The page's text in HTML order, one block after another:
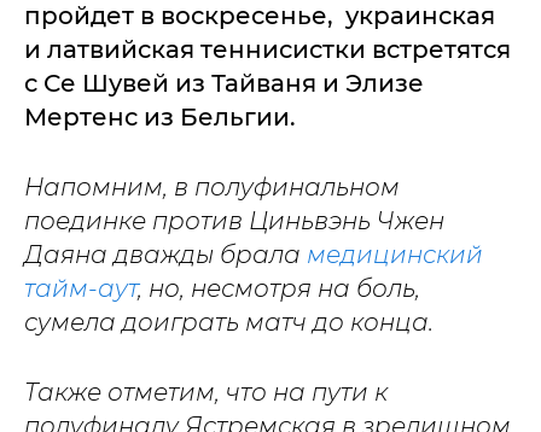
пройдет в воскресенье, украинская
и латвийская теннисистки встретятся
с Се Шувей из Тайваня и Элизе
Мертенс из Бельгии.
Напомним, в полуфинальном
поединке против Циньвэнь Чжен
Даяна дважды брала медицинский
тайм-аут, но, несмотря на боль,
сумела доиграть матч до конца.
Также отметим, что на пути к
полуфиналу Ястремская в зрелищном